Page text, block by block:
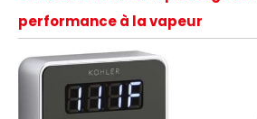
performance à la vapeur